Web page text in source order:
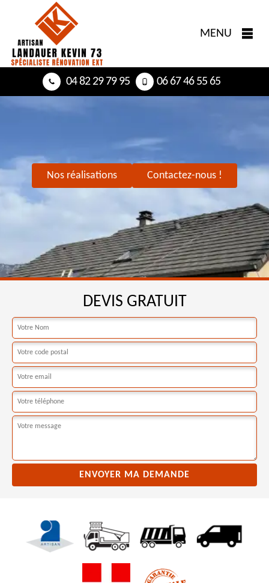
MENU
04 82 29 79 95 06 67 46 55 65
Nos réalisations Contactez-nous !
DEVIS GRATUIT